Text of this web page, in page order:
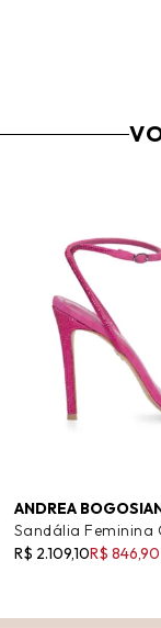
ANDREA
Sandália Feminina
R$ 2.109,10R$ 846,90